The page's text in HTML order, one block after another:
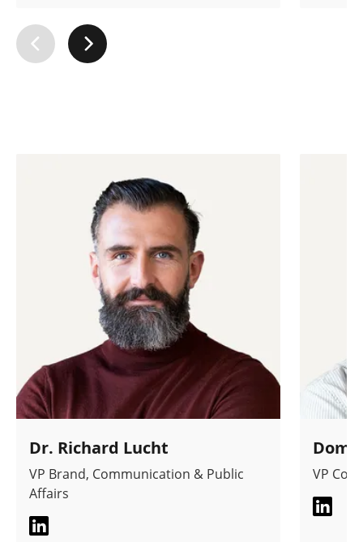
Dr. Richard Lucht
VP Brand, Communication & Public
Affairs
VP